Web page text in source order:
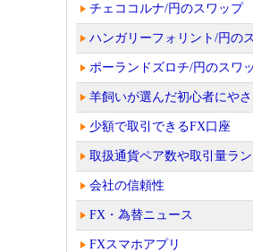
チェココルナ/円のスワップ
ハンガリーフォリント/円の
ポーランドズロチ/円のスワ
羊飼いが選んだ初心者にや
少額で取引できるFX口座
取扱通貨ペア数や取引量ラ
会社の信頼性
FX・為替ニュース
FXスマホアプリ